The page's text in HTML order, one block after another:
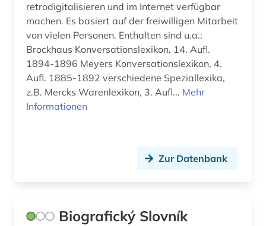
medienwissenschaft (1)
medizin (2)
mensch (1)
menschheit (2)
musiker (2)
retrodigitalisieren und im Internet verfügbar
machen. Es basiert auf der freiwilligen Mitarbeit
von vielen Personen. Enthalten sind u.a.:
Brockhaus Konversationslexikon, 14. Aufl.
1894-1896 Meyers Konversationslexikon, 4.
Aufl. 1885-1892 verschiedene Speziallexika,
z.B. Mercks Warenlexikon, 3. Aufl... Mehr
Informationen
Zur Datenbank
Biografický Slovník